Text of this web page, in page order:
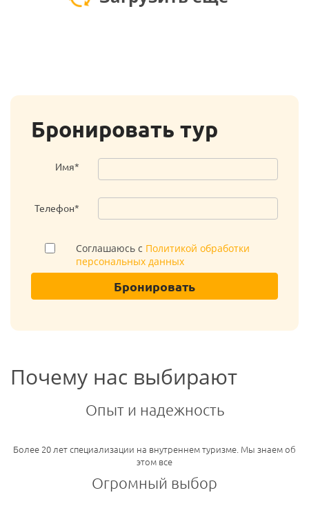
Бронировать тур
Имя*
Телефон*
Соглашаюсь с Политикой обработки
персональных данных
Бронировать
Почему нас выбирают
Опыт и надежность
Более 20 лет специализации на внутреннем туризме. Мы знаем об
этом все
Огромный выбор